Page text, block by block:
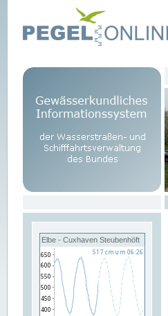
Elbe - Cuxhaven Steubenhöft